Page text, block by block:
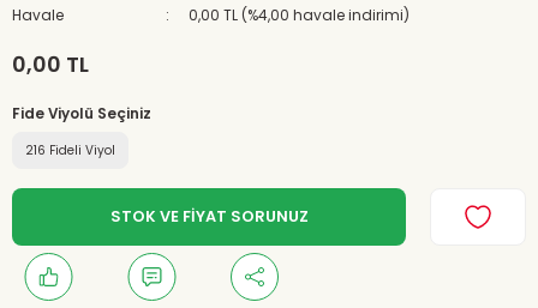
Havale
0,00 TL (%4,00 havale indirimi)
0,00 TL
Fide Viyolü Seçiniz
216 Fideli Viyol
STOK VE FİYAT SORUNUZ